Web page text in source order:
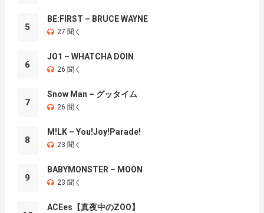
5
BE:FIRST – BRUCE WAYNE
27 聞く
6
JO1 – WHATCHA DOIN
26 聞く
7
Snow Man – グッタイム
26 聞く
8
M!LK – You!Joy!Parade!
23 聞く
9
BABYMONSTER – MOON
23 聞く
ACEes【真夜中のZOO】